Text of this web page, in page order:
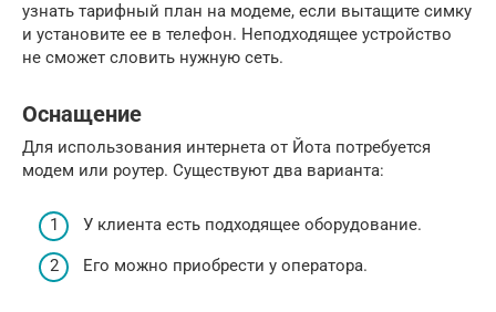
узнать тарифный план на модеме, если вытащите симку
и установите ее в телефон. Неподходящее устройство
не сможет словить нужную сеть.
Оснащение
Для использования интернета от Йота потребуется
модем или роутер. Существуют два варианта:
У клиента есть подходящее оборудование.
Его можно приобрести у оператора.